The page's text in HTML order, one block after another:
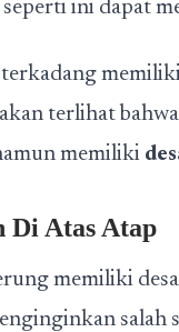
ini dapat
akan terlihat
memiliki
Di Atas Atap
memiliki